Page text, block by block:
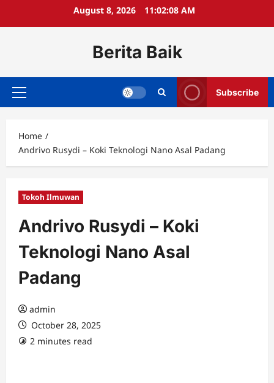
August 8, 2026 11:02:08 AM
Berita Baik
Primary
Subscribe
Home
Andrivo Rusydi – Koki Teknologi Nano Asal Padang
Tokoh Ilmuwan
Andrivo Rusydi – Koki
Teknologi Nano Asal
Padang
admin
October 28, 2025
2 minutes read